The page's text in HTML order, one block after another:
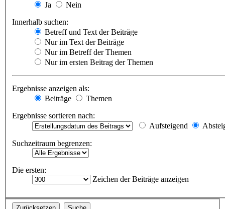
Ja
Nein
Innerhalb suchen:
Betreff und Text der Beiträge
Nur im Text der Beiträge
Nur im Betreff der Themen
Nur im ersten Beitrag der Themen
Ergebnisse anzeigen als:
Beiträge
Themen
Ergebnisse sortieren nach:
Aufsteigend
Suchzeitraum begrenzen:
Die ersten:
Zeichen der Beiträge anzeigen